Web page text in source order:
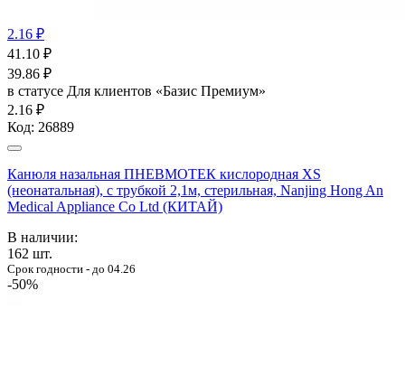
2.16 ₽
41.10 ₽
39.86 ₽
в статусе Для клиентов «Базис Премиум»
2.16 ₽
Код: 26889
Канюля назальная ПНЕВМОТЕК кислородная XS
(неонатальная), с трубкой 2,1м, стерильная, Nanjing Hong An
Medical Appliance Co Ltd (КИТАЙ)
В наличии:
162 шт.
Срок годности - до 04.26
-50%